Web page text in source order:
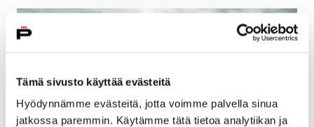
Tämä sivusto käyttää evästeitä
Hyödynnämme evästeitä, jotta voimme palvella sinua
jatkossa paremmin. Käytämme tätä tietoa analytiikan ja